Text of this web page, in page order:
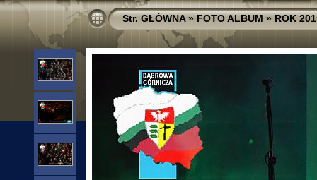
Str. GŁÓWNA»FOTO ALBUM»ROK